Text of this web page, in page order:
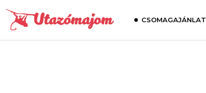
CSOMAGAJÁNLAT